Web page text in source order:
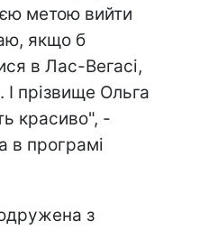
метою вийти
якщо б
в Лас-Вегасі,
прізвище Ольга
красиво", -
в програмі
з